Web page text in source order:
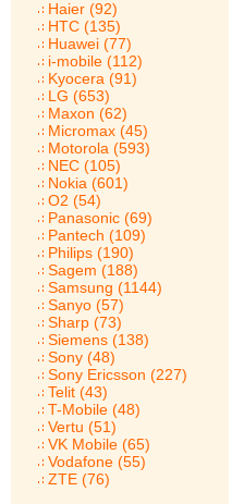
Haier (92)
HTC (135)
Huawei (77)
i-mobile (112)
Kyocera (91)
LG (653)
Maxon (62)
Micromax (45)
Motorola (593)
NEC (105)
Nokia (601)
O2 (54)
Panasonic (69)
Pantech (109)
Philips (190)
Sagem (188)
Samsung (1144)
Sanyo (57)
Sharp (73)
Siemens (138)
Sony (48)
Sony Ericsson (227)
Telit (43)
T-Mobile (48)
Vertu (51)
VK Mobile (65)
Vodafone (55)
ZTE (76)